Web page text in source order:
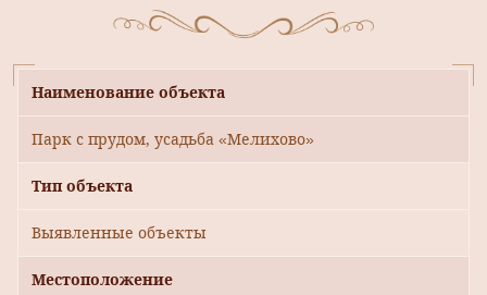
Наименование объекта
Парк с прудом, усадьба «Мелихово»
Тип объекта
Выявленные объекты
Местоположение